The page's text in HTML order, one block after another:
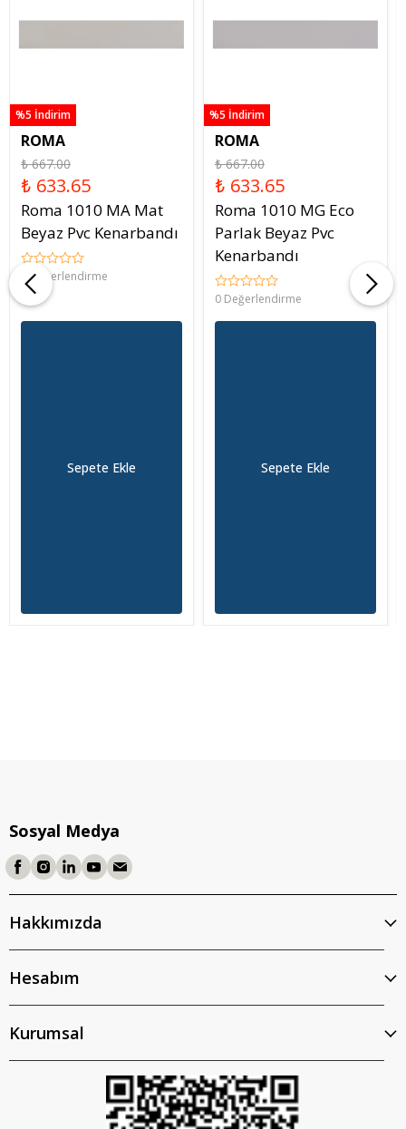
%5 İndirim
ROMA
₺ 667.00
₺ 633.65
Roma 1010 MA Mat
Beyaz Pvc Kenarbandı
0 Değerlendirme
Sepete Ekle
%5 İndirim
ROMA
₺ 667.00
₺ 633.65
Roma 1010 MG Eco
Parlak Beyaz Pvc
Kenarbandı
0 Değerlendirme
Sepete Ekle
Sosyal Medya
Hakkımızda
Hesabım
Kurumsal